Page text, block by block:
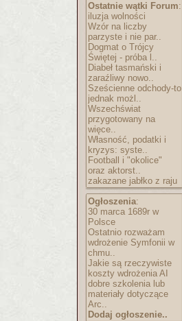
Ostatnie wątki Forum:
iluzja wolności
Wzór na liczby
parzyste i nie par..
Dogmat o Trójcy
Świętej - próba l..
Diabeł tasmański i
zaraźliwy nowo..
Sześcienne odchody-to
jednak możl..
Wszechświat
przygotowany na
więce..
Własność, podatki i
kryzys: syste..
Football i "okolice"
oraz aktorst..
zakazane jabłko z raju
Ogłoszenia:
30 marca 1689r w
Polsce
Ostatnio rozważam
wdrożenie Symfonii w
chmu..
Jakie są rzeczywiste
koszty wdrożenia AI
dobre szkolenia lub
materiały dotyczące
Arc..
Dodaj ogłoszenie..